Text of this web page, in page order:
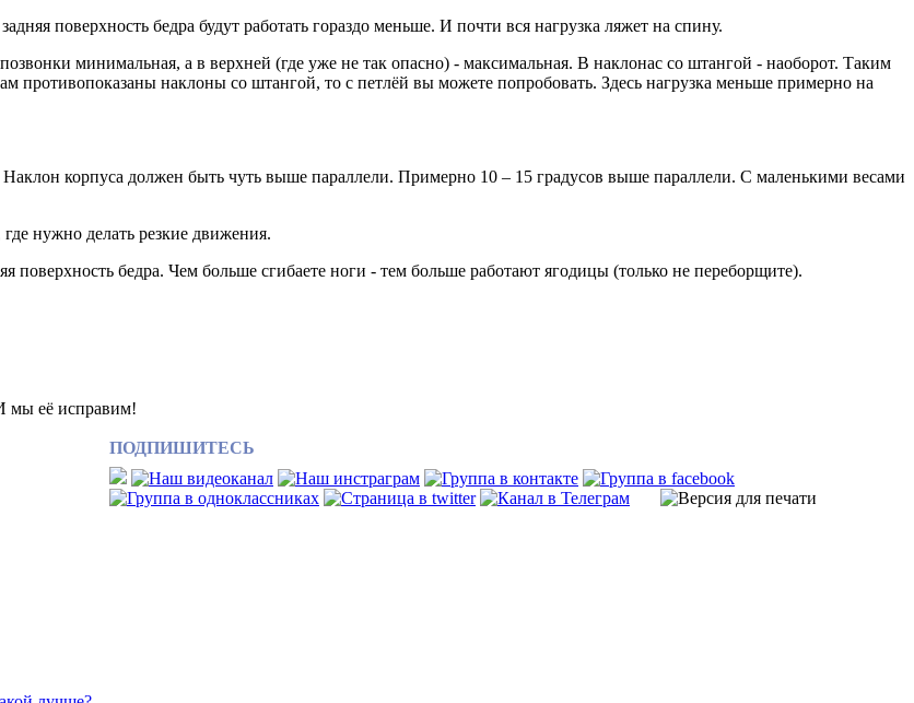
поверхность бедра будут работать гораздо меньше. И почти вся нагрузка ляжет на спину.
минимальная, а в верхней (где уже не так опасно) - максимальная. В наклонас со штангой - наоборот. Таким
противопоказаны наклоны со штангой, то с петлёй вы можете попробовать. Здесь нагрузка меньше примерно на
корпуса должен быть чуть выше параллели. Примерно 10 – 15 градусов выше параллели. С маленькими весами
нужно делать резкие движения.
поверхность бедра. Чем больше сгибаете ноги - тем больше работают ягодицы (только не переборщите).
мы её исправим!
ПОДПИШИТЕСЬ